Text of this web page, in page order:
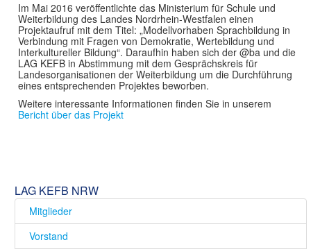
Im Mai 2016 veröffentlichte das Ministerium für Schule und
Weiterbildung des Landes Nordrhein-Westfalen einen
Projektaufruf mit dem Titel: „Modellvorhaben Sprachbildung in
Verbindung mit Fragen von Demokratie, Wertebildung und
Interkultureller Bildung“. Daraufhin haben sich der @ba und die
LAG KEFB in Abstimmung mit dem Gesprächskreis für
Landesorganisationen der Weiterbildung um die Durchführung
eines entsprechenden Projektes beworben.
Weitere interessante Informationen finden Sie in unserem
Bericht über das Projekt
LAG KEFB NRW
Mitglieder
Vorstand